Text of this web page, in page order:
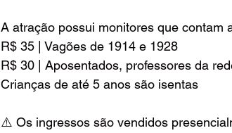
A atração possui monitores que contam
R$ 35 | Vagões de 1914 e 1928
R$ 30 | Aposentados, professores da
Crianças de até 5 anos são isentas
⚠️ Os ingressos são vendidos